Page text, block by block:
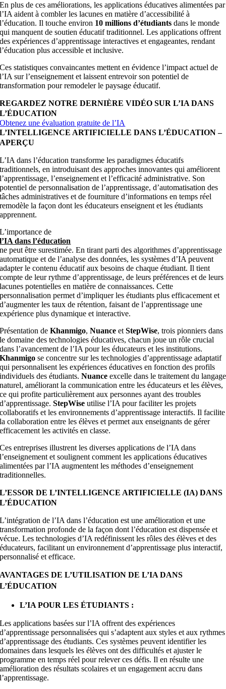
En plus de ces améliorations, les applications éducatives alimentées par
l’IA aident à combler les lacunes en matière d’accessibilité à
l’éducation. Il touche environ 10 millions d’étudiants dans le monde
qui manquent de soutien éducatif traditionnel. Les applications offrent
des expériences d’apprentissage interactives et engageantes, rendant
l’éducation plus accessible et inclusive.
Ces statistiques convaincantes mettent en évidence l’impact actuel de
l’IA sur l’enseignement et laissent entrevoir son potentiel de
transformation pour remodeler le paysage éducatif.
REGARDEZ NOTRE DERNIÈRE VIDÉO SUR L’IA DANS
L’ÉDUCATION
Obtenez une évaluation gratuite de l’IA
L’INTELLIGENCE ARTIFICIELLE DANS L’ÉDUCATION –
APERÇU
L’IA dans l’éducation transforme les paradigmes éducatifs
traditionnels, en introduisant des approches innovantes qui améliorent
l’apprentissage, l’enseignement et l’efficacité administrative. Son
potentiel de personnalisation de l’apprentissage, d’automatisation des
tâches administratives et de fourniture d’informations en temps réel
remodèle la façon dont les éducateurs enseignent et les étudiants
apprennent.
L’importance de
l’IA dans l’éducation
ne peut être surestimée. En tirant parti des algorithmes d’apprentissage
automatique et de l’analyse des données, les systèmes d’IA peuvent
adapter le contenu éducatif aux besoins de chaque étudiant. Il tient
compte de leur rythme d’apprentissage, de leurs préférences et de leurs
lacunes potentielles en matière de connaissances. Cette
personnalisation permet d’impliquer les étudiants plus efficacement et
d’augmenter les taux de rétention, faisant de l’apprentissage une
expérience plus dynamique et interactive.
Présentation deKhanmigo,Nuance etStepWise, trois pionniers dans
le domaine des technologies éducatives, chacun joue un rôle crucial
dans l’avancement de l’IA pour les éducateurs et les institutions.
Khanmigo se concentre sur les technologies d’apprentissage adaptatif
qui personnalisent les expériences éducatives en fonction des profils
individuels des étudiants.Nuance excelle dans le traitement du langage
naturel, améliorant la communication entre les éducateurs et les élèves,
ce qui profite particulièrement aux personnes ayant des troubles
d’apprentissage.StepWise utilise l’IA pour faciliter les projets
collaboratifs et les environnements d’apprentissage interactifs. Il facilite
la collaboration entre les élèves et permet aux enseignants de gérer
efficacement les activités en classe.
Ces entreprises illustrent les diverses applications de l’IA dans
l’enseignement et soulignent comment les applications éducatives
alimentées par l’IA augmentent les méthodes d’enseignement
traditionnelles.
L’ESSOR DE L’INTELLIGENCE ARTIFICIELLE (IA) DANS
L’ÉDUCATION
L’intégration de l’IA dans l’éducation est une amélioration et une
transformation profonde de la façon dont l’éducation est dispensée et
vécue. Les technologies d’IA redéfinissent les rôles des élèves et des
éducateurs, facilitant un environnement d’apprentissage plus interactif,
personnalisé et efficace.
AVANTAGES DE L’UTILISATION DE L’IA DANS
L’ÉDUCATION
L’IA POUR LES ÉTUDIANTS :
Les applications basées sur l’IA offrent des expériences
d’apprentissage personnalisées qui s’adaptent aux styles et aux rythmes
d’apprentissage des étudiants. Ces systèmes peuvent identifier les
domaines dans lesquels les élèves ont des difficultés et ajuster le
programme en temps réel pour relever ces défis. Il en résulte une
amélioration des résultats scolaires et un engagement accru dans
l’apprentissage.